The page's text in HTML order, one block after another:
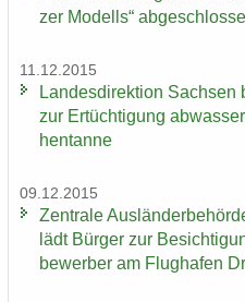
zer Mo­dells“
11.12.2015
Landesdirektion
zur Er­tüch­ti­gung
hen­tan­ne
09.12.2015
Zen­tra­le
lädt Bür­ger zur
be­wer­ber am Flug­ha­fen